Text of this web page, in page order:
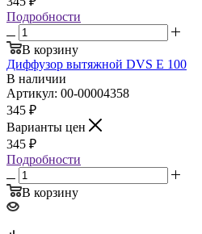
Подробности
В корзину
Диффузор вытяжной DVS E 100
В наличии
Артикул: 00-00004358
345 ₽
Варианты цен
345 ₽
Подробности
В корзину